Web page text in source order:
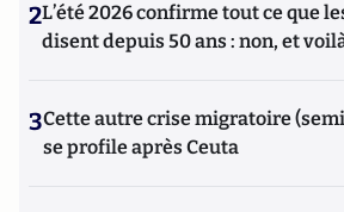
2L’été 2026 confirme tout ce que
disent depuis 50 ans : non, et
3Cette autre crise migratoire
se profile après Ceuta